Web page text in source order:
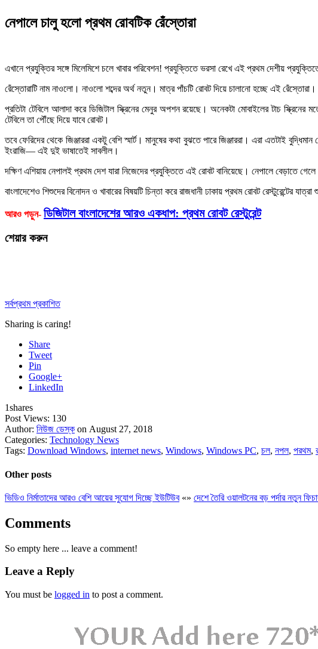
নেপালে চালু হলো প্রথম রোবটিক রেঁস্তোরা
এখানে প্রযু্ক্তির সঙ্গে মিলেমিশে চলে খাবার পরিবেশন! প্রযুক্তিতে ভরসা রেখে এই প্রথম দেশীয়
রেঁস্তোরাটি নাম নাওলো। নাওলো শব্দের অর্থ নতুন। মাত্র পাঁচটি রোবট দিয়ে চালানো হচ্ছে এই
প্রতিটা টেবিলে আলাদা করে ডিজিটাল স্ক্রিনের মেনুর অপশন রয়েছে। অনেকটা মোবাইলের টাচ স্ক্রিনের
টেবিলে তা পৌঁছে দিয়ে যাবে রোবট।
তবে ফেরিদের থেকে জিঞ্জাররা একটু বেশি স্মার্ট। মানুষের কথা বুঝতে পারে জিঞ্জাররা। এরা এতটাই
ইংরাজি— এই দুই ভাষাতেই সাবলীল।
দক্ষিণ এশিয়ায় নেপালই প্রথম দেশ যারা নিজেদের প্রযুক্তিতে এই রোবট বানিয়েছে। নেপালে বেড়াতে
বাংলাদেশেও শিশুদের বিনোদন ও খাবারের বিষয়টি চিন্তা করে রাজধানী ঢাকায় প্রথম রোবট রেস্টুরেন্টের
আরও পড়ুন- ডিজিটাল বাংলাদেশের আরও একধাপ: প্রথম রোবট রেস্টুরেন্ট
শেয়ার করুন
সর্বপ্রথম প্রকাশিত
Sharing is caring!
Share
Tweet
Pin
Google+
LinkedIn
1shares
Post Views: 130
Author: নিউজ ডেস্ক on August 27, 2018
Categories: Technology News
Tags: Download Windows, internet news, Windows, Windows PC, চল, নপল, পরথম,
Other posts
ভিডিও নির্মাতাদের আরও বেশি আয়ের সুযোগ দিচ্ছে ইউটিউব«» দেশে তৈরি ওয়ালটনের বড় পর্দার নতুন
Comments
So empty here ... leave a comment!
Leave a Reply
You must be logged in to post a comment.